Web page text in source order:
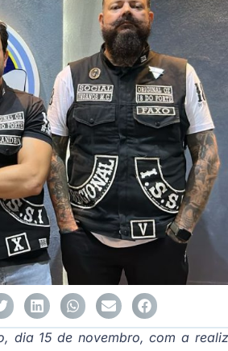
dia 15 de novembro, com a